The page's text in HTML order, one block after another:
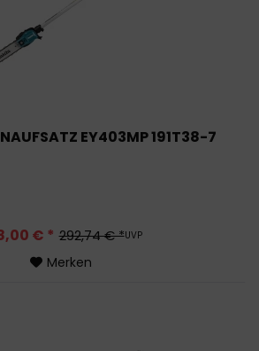
EY403MP 191T38-7
292,74 € *UVP
€ *
Merken